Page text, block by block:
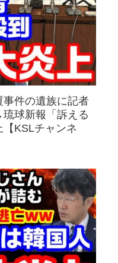
事件の遺族に記者
球新報「訴える
KSLチャンネ